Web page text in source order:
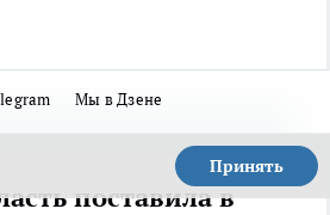
Мы в Дзене
Принять
поставила в